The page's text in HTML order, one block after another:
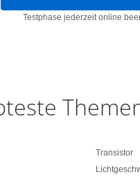
Testphase jederzeit online
Transistor